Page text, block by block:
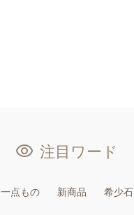
注目ワード
一点もの 新商品 希少石